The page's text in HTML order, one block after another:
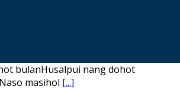
bulanHusalpui nang dohot
masihol [...]